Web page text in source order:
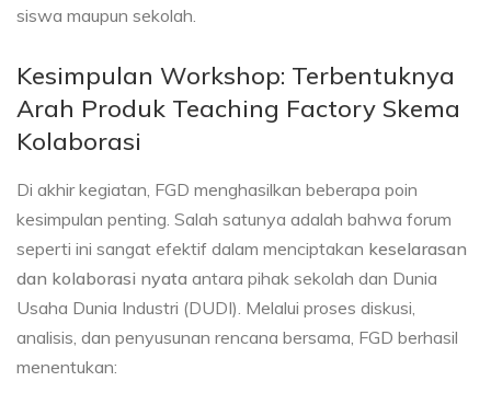
siswa maupun sekolah.
Kesimpulan Workshop: Terbentuknya
Arah Produk Teaching Factory Skema
Kolaborasi
Di akhir kegiatan, FGD menghasilkan beberapa poin
kesimpulan penting. Salah satunya adalah bahwa forum
seperti ini sangat efektif dalam menciptakan keselarasan
dan kolaborasi nyata antara pihak sekolah dan Dunia
Usaha Dunia Industri (DUDI). Melalui proses diskusi,
analisis, dan penyusunan rencana bersama, FGD berhasil
menentukan: